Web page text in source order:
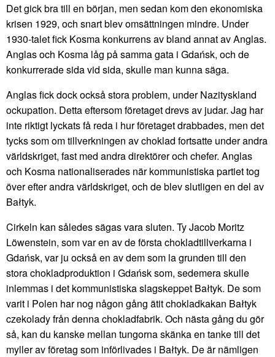
Det gick bra till en början, men sedan kom den ekonomiska
krisen 1929, och snart blev omsättningen mindre. Under
1930-talet fick Kosma konkurrens av bland annat av Anglas.
Anglas och Kosma låg på samma gata i Gdańsk, och de
konkurrerade sida vid sida, skulle man kunna säga.
Anglas fick dock också stora problem, under Nazityskland
ockupation. Detta eftersom företaget drevs av judar. Jag har
inte riktigt lyckats få reda i hur företaget drabbades, men det
tycks som om tillverkningen av choklad fortsatte under andra
världskriget, fast med andra direktörer och chefer. Anglas
och Kosma nationaliserades när kommunistiska partiet tog
över efter andra världskriget, och de blev slutligen en del av
Bałtyk.
Cirkeln kan således sägas vara sluten. Ty Jacob Moritz
Löwenstein, som var en av de första chokladtillverkarna i
Gdańsk, var ju också en av dem som la grunden till den
stora chokladproduktion i Gdańsk som, sedemera skulle
inlemmas i det kommunistiska slagskeppet Bałtyk. De som
varit i Polen har nog någon gång ätit chokladkakan Bałtyk
czekolady från denna chokladfabrik. Och nästa gång du gör
så, kan du kanske mellan tungorna skänka en tanke till det
myller av företag som införlivades i Bałtyk. De är nämligen